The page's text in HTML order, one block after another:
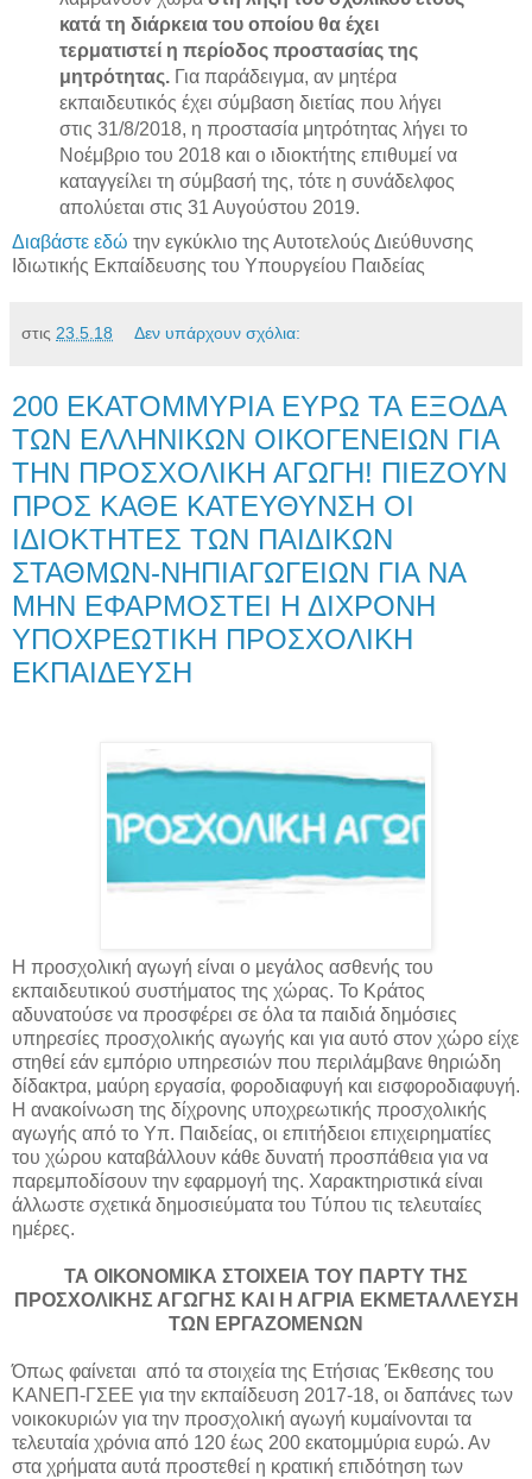
κατά τη διάρκεια του οποίου θα έχει
τερματιστεί η περίοδος προστασίας της
μητρότητας.Για παράδειγμα, αν μητέρα
εκπαιδευτικός έχει σύμβαση διετίας που λήγει
στις 31/8/2018, η προστασία μητρότητας λήγει το
Νοέμβριο του 2018 και ο ιδιοκτήτης επιθυμεί να
καταγγείλει τη σύμβασή της, τότε η συνάδελφος
απολύεται στις 31 Αυγούστου 2019.
Διαβάστε εδώ την εγκύκλιο της Αυτοτελούς Διεύθυνσης
Ιδιωτικής Εκπαίδευσης του Υπουργείου Παιδείας
στις 23.5.18 Δεν υπάρχουν σχόλια:
200 ΕΚΑΤΟΜΜΥΡΙΑ ΕΥΡΩ ΤΑ ΕΞΟΔΑ
ΤΩΝ ΕΛΛΗΝΙΚΩΝ ΟΙΚΟΓΕΝΕΙΩΝ ΓΙΑ
ΤΗΝ ΠΡΟΣΧΟΛΙΚΗ ΑΓΩΓΗ! ΠΙΕΖΟΥΝ
ΠΡΟΣ ΚΑΘΕ ΚΑΤΕΥΘΥΝΣΗ ΟΙ
ΙΔΙΟΚΤΗΤΕΣ ΤΩΝ ΠΑΙΔΙΚΩΝ
ΣΤΑΘΜΩΝ-ΝΗΠΙΑΓΩΓΕΙΩΝ ΓΙΑ ΝΑ
ΜΗΝ ΕΦΑΡΜΟΣΤΕΙ Η ΔΙΧΡΟΝΗ
ΥΠΟΧΡΕΩΤΙΚΗ ΠΡΟΣΧΟΛΙΚΗ
ΕΚΠΑΙΔΕΥΣΗ
Η προσχολική αγωγή είναι ο μεγάλος ασθενής του
εκπαιδευτικού συστήματος της χώρας. Το Κράτος
αδυνατούσε να προσφέρει σε όλα τα παιδιά δημόσιες
υπηρεσίες προσχολικής αγωγής και για αυτό στον χώρο είχε
στηθεί εάν εμπόριο υπηρεσιών που περιλάμβανε θηριώδη
δίδακτρα, μαύρη εργασία, φοροδιαφυγή και εισφοροδιαφυγή.
Η ανακοίνωση της δίχρονης υποχρεωτικής προσχολικής
αγωγής από το Υπ. Παιδείας, οι επιτήδειοι επιχειρηματίες
του χώρου καταβάλλουν κάθε δυνατή προσπάθεια για να
παρεμποδίσουν την εφαρμογή της. Χαρακτηριστικά είναι
άλλωστε σχετικά δημοσιεύματα του Τύπου τις τελευταίες
ημέρες.
ΤΑ ΟΙΚΟΝΟΜΙΚΑ ΣΤΟΙΧΕΙΑ ΤΟΥ ΠΑΡΤΥ ΤΗΣ
ΠΡΟΣΧΟΛΙΚΗΣ ΑΓΩΓΗΣ ΚΑΙ Η ΑΓΡΙΑ ΕΚΜΕΤΑΛΛΕΥΣΗ
ΤΩΝ ΕΡΓΑΖΟΜΕΝΩΝ
Όπως φαίνεται από τα στοιχεία της Ετήσιας Έκθεσης του
ΚΑΝΕΠ-ΓΣΕΕ για την εκπαίδευση 2017-18, οι δαπάνες των
νοικοκυριών για την προσχολική αγωγή κυμαίνονται τα
τελευταία χρόνια από 120 έως 200 εκατομμύρια ευρώ. Αν
στα χρήματα αυτά προστεθεί η κρατική επιδότηση των